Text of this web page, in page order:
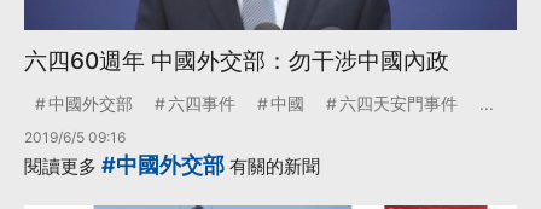
六四60週年 中國外交部：勿干涉中國內政
中國外交部 六四事件 中國 六四天安門事件 ...
2019/6/5 09:16
閱讀更多 #中國外交部 有關的新聞